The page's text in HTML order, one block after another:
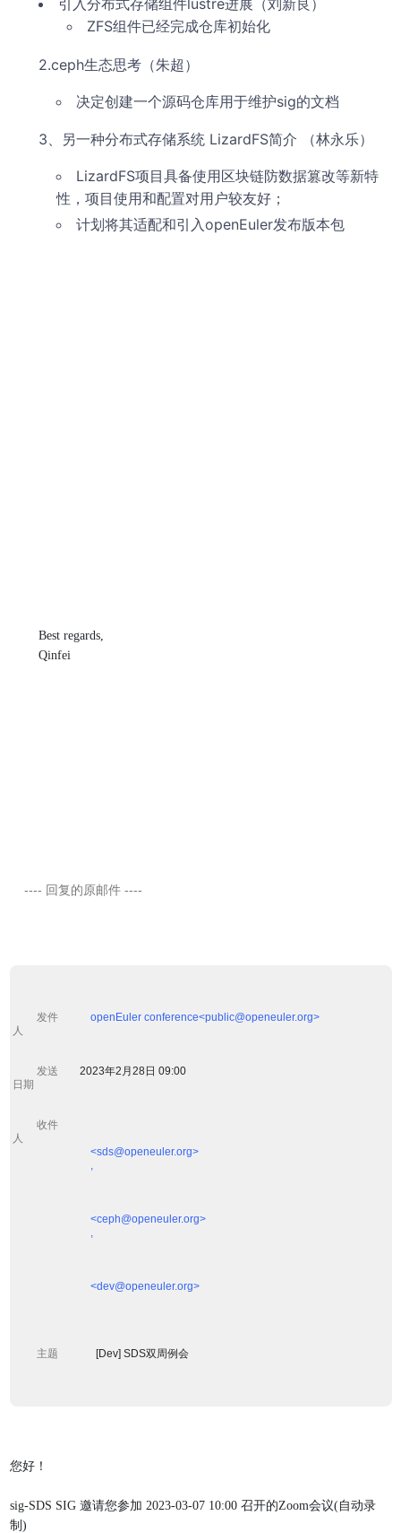
ZFS组件已经完成仓库初始化
2.ceph生态思考（朱超）
决定创建一个源码仓库用于维护sig的文档
3、另一种分布式存储系统 LizardFS简介 （林永乐）
LizardFS项目具备使用区块链防数据篡改等新特
性，项目使用和配置对用户较友好；
计划将其适配和引入openEuler发布版本包
Best regards,
Qinfei
人
openEuler conference<public@openeuler.org>
日期
人
您好！
sig-SDS SIG 邀请您参加 2023-03-07 10:00 召开的Zoom会议(自动录
制)